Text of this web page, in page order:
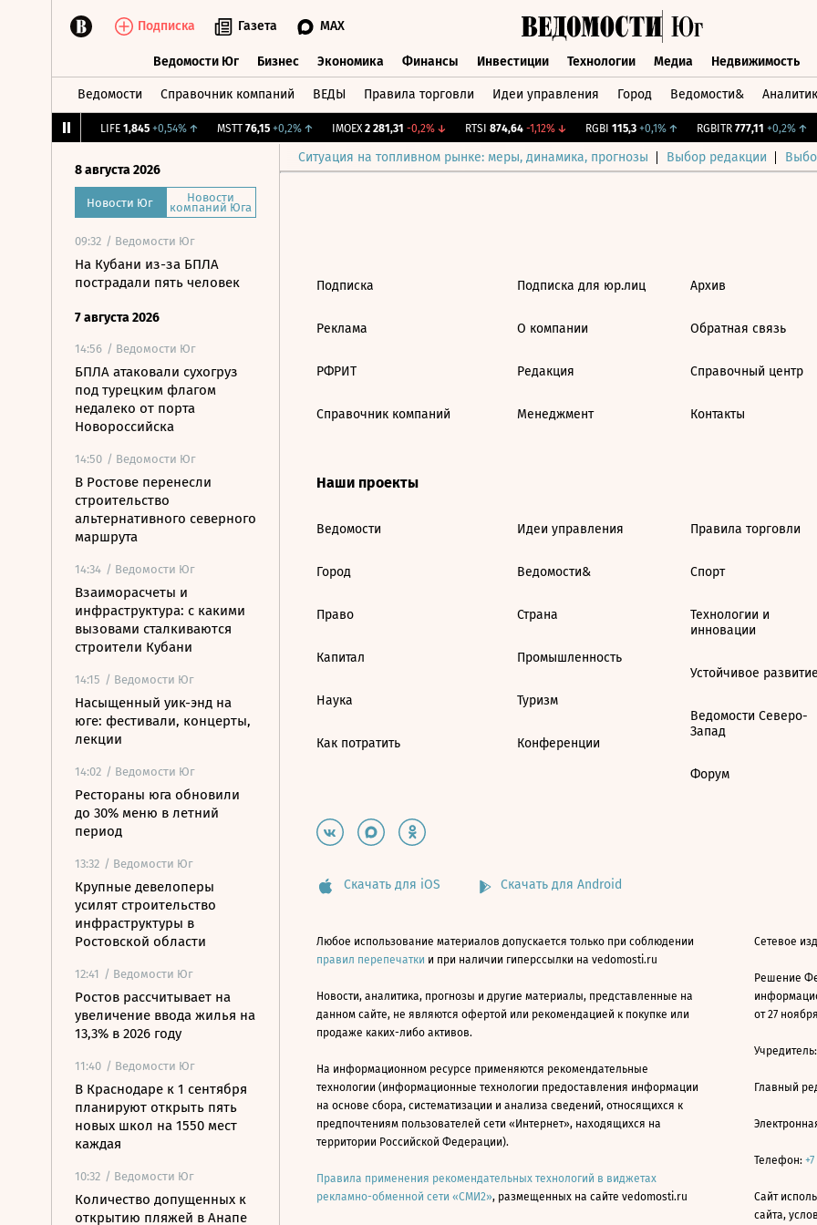
Подписка Газета MAX
Ведомости Юг Бизнес Экономика Финансы Инвестиции Технологии Медиа Недвижимость
Ведомости Справочник компаний ВЕДЫ Правила торговли Идеи управления Город Ведомости&
LIFE 1,845 +0,54%↑ MSTT 76,15 +0,2%↑ IMOEX 2 281,31 -0,2%↓ RTSI 874,64 -1,12%↓ RGBI 115,3 +0,1%↑ RGBITR 777,11 +0,2%↑
Ситуация на топливном рынке: меры, динамика, прогнозы Выбор редакции
8 августа 2026
Новости Юг Новости
компаний Юга
09:32 / Ведомости Юг
На Кубани из-за БПЛА
пострадали пять человек
7 августа 2026
14:56 / Ведомости Юг
БПЛА атаковали сухогруз
под турецким флагом
недалеко от порта
Новороссийска
14:50 / Ведомости Юг
В Ростове перенесли
строительство
альтернативного северного
маршрута
14:34 / Ведомости Юг
Взаиморасчеты и
инфраструктура: с какими
вызовами сталкиваются
строители Кубани
14:15 / Ведомости Юг
Насыщенный уик-энд на
юге: фестивали, концерты,
лекции
14:02 / Ведомости Юг
Рестораны юга обновили
до 30% меню в летний
период
13:32 / Ведомости Юг
Крупные девелоперы
усилят строительство
инфраструктуры в
Ростовской области
12:41 / Ведомости Юг
Ростов рассчитывает на
увеличение ввода жилья на
13,3% в 2026 году
11:40 / Ведомости Юг
В Краснодаре к 1 сентября
планируют открыть пять
новых школ на 1550 мест
каждая
10:32 / Ведомости Юг
Количество допущенных к
открытию пляжей в Анапе
Подписка
Реклама
РФРИТ
Справочник компаний
Подписка для юр.лиц
О компании
Редакция
Менеджмент
Архив
Обратная связь
Справочный центр
Контакты
Наши проекты
Ведомости
Город
Право
Капитал
Наука
Как потратить
Идеи управления
Ведомости&
Страна
Промышленность
Туризм
Конференции
Правила торговли
Спорт
Технологии и
инновации
Устойчивое
Ведомости Северо-
Запад
Форум
Скачать для iOS Скачать для Android
Любое использование материалов допускается только при соблюдении
правил перепечатки и при наличии гиперссылки на vedomosti.ru
Новости, аналитика, прогнозы и другие материалы, представленные на
данном сайте, не являются офертой или рекомендацией к покупке или
продаже каких-либо активов.
На информационном ресурсе применяются рекомендательные
технологии (информационные технологии предоставления информации
на основе сбора, систематизации и анализа сведений, относящихся к
предпочтениям пользователей сети «Интернет», находящихся на
территории Российской Федерации).
Правила применения рекомендательных технологий в виджетах
рекламно-обменной сети «СМИ2», размещенных на сайте vedomosti.ru
Сетевое
Решение
от 27
Главный
Телефон:
Сайт
сайта,